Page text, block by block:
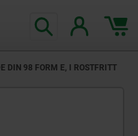
DIN 98 FORM E, I ROSTFRITT